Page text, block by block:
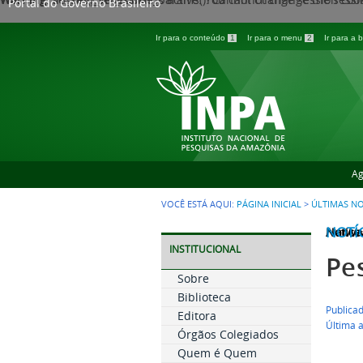
Ir para o conteúdo 1 Ir para o menu 2 Ir para a
VOCÊ ESTÁ AQUI: PÁGINA INICIAL > ÚLTIMAS
INSTITUCIONAL
Sobre
Biblioteca
Editora
Órgãos Colegiados
Quem é Quem
Notice
/var/
Última